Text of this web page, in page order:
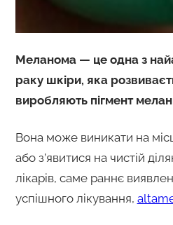
Меланома — це одна з
раку шкіри, яка
виробляють пігмент
Вона може виникати на
або з’явитися на чистій
лікарів, саме раннє
успішного лікування,